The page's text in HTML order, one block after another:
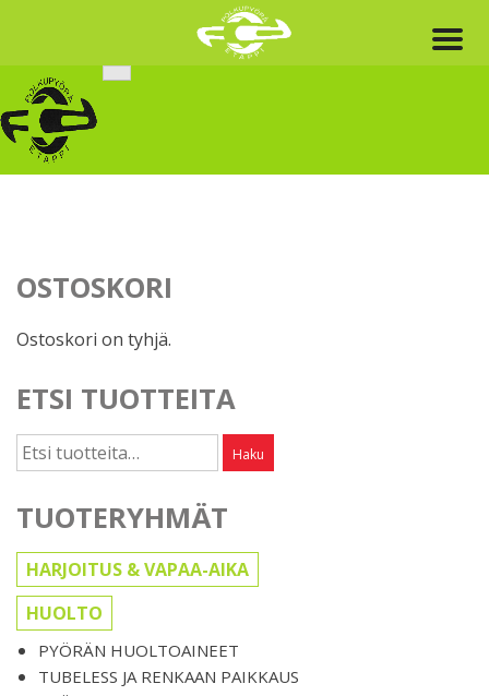
content
OSTOSKORI
Ostoskori on tyhjä.
ETSI TUOTTEITA
Etsi: Haku
TUOTERYHMÄT
HARJOITUS & VAPAA-AIKA
HUOLTO
PYÖRÄN HUOLTOAINEET
TUBELESS JA RENKAAN PAIKKAUS